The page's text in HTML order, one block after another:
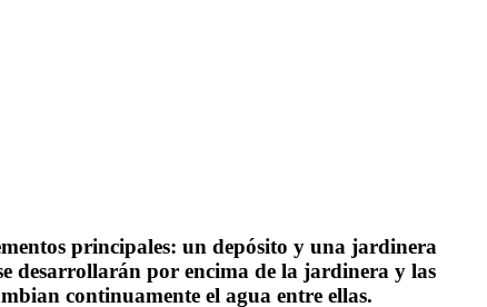
principales: un depósito y una jardinera
desarrollarán por encima de la jardinera y las
continuamente el agua entre ellas.